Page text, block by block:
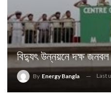
বিদ্যুৎ উন্নয়নে দক্ষ জনবল
By Energy Bangla Last